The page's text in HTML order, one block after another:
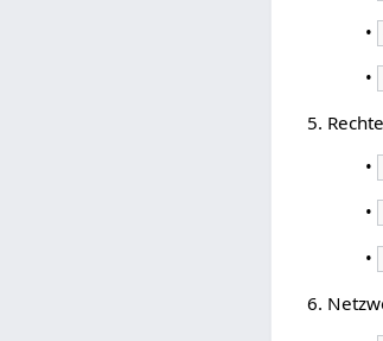
•
•
5.
•
•
•
6.